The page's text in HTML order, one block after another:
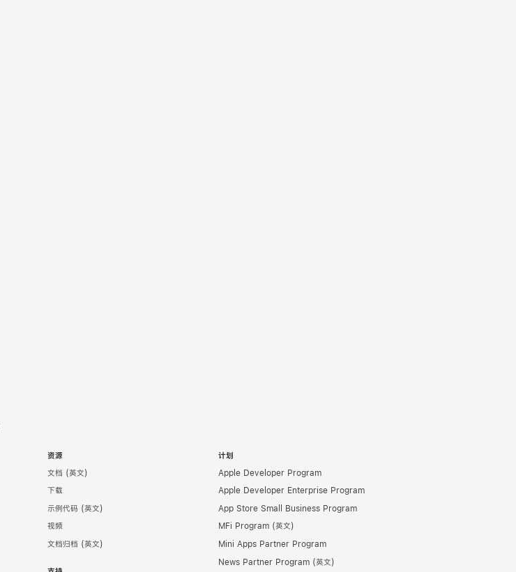
资源
文档
下载
示例代码
视频
文档归档
计划
Apple Developer Program
Apple Developer Enterprise Program
App Store Small Business Program
MFi Program
Mini Apps Partner Program
News Partner Program